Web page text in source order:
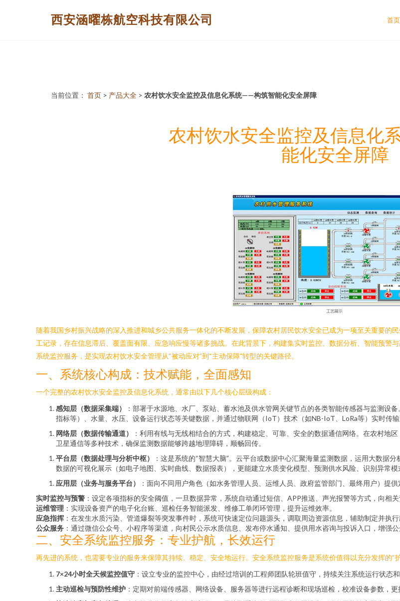
西安涵曜栋航空科技有限公司 首页
当前位置： 首页 > 产品大全 > 农村饮水安全监控及信息化系统——构筑智能化安全屏障
农村饮水安全监控及信息化
能化安全屏障
随着我国乡村振兴战略的深入推进和城乡公共服务一体化的不断发展，保障农村居民饮水安全已成为一项至关重要的
工记录，存在信息滞后、覆盖面有限、应急响应慢等诸多挑战。在此背景下，构建集实时监控、数据分析、智能预警
系统监控服务，是实现农村饮水安全管理从“被动应对”到“主动保障”转型的关键路径。
一、系统核心构成：技术赋能，全面感知
一个完整的农村饮水安全监控及信息化系统，通常由以下几个核心层级构成：
感知层（数据采集端）
：部署于水源地、水厂、泵站、蓄水池及供水管网关键节点的各类智能传感器与监测设
指标等）、水量、水压、设备运行状态等关键数据，并通过物联网（IoT）技术（如NB-IoT、LoRa等）实时传输
网络层（数据传输通道）
：利用有线与无线相结合的方式，构建稳定、可靠、安全的数据通信网络。在农村地
卫星通信等多种技术，确保监测数据能够跨越地理障碍，顺畅回传。
平台层（数据处理与分析中枢）
：这是系统的“智慧大脑”。云平台或数据中心汇聚海量监测数据，运用大数据
数据的可视化展示（如电子地图、实时曲线、数据报表），更能建立水质变化模型、预测供水风险、识别异常模
应用层（业务与服务平台）
：面向不同用户角色（如水务管理人员、运维人员、政府监管部门、最终用户）提供
实时监控与预警 ：设定各项指标的安全阈值，一旦数据异常，系统自动通过短信、APP推送、声光报警等方式，向相关
运维管理 ：实现设备资产的电子化台账、巡检任务智能派发、维修工单闭环管理，提升运维效率。
应急指挥 ：在发生水质污染、管道爆裂等突发事件时，系统可快速定位问题源头，调取周边资源信息，辅助制定并执行
公众服务 ：通过微信公众号、小程序等渠道，向村民公示水质信息、发布停水通知、提供用水咨询与投诉入口，增强公
二、安全系统监控服务：专业护航，长效运行
再先进的系统，也需要专业的服务来保障其持续、稳定、安全地运行。安全系统监控服务是系统价值得以充分发挥的“
7×24小时全天候监控值守 ：设立专业的监控中心，由经过培训的工程师团队轮班值守，持续关注系统运行状态
主动巡检与预防性维护 ：定期对前端传感器、网络设备、服务器等进行远程诊断和现场巡检，校准设备参数，